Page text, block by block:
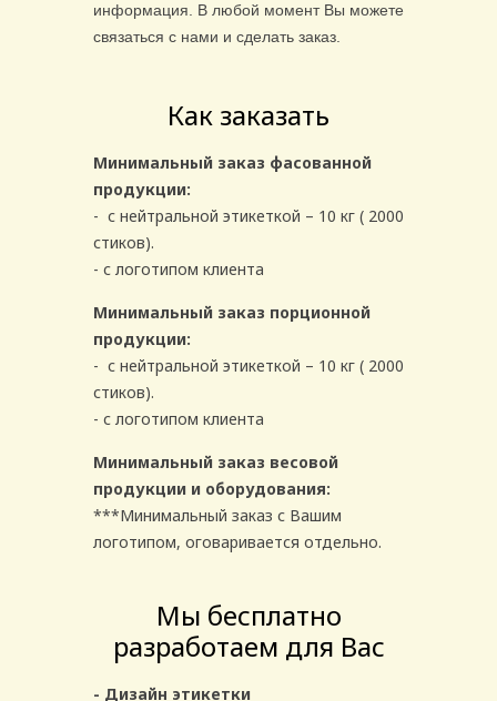
информация. В любой момент Вы можете
связаться с нами и сделать заказ.
Как заказать
Минимальный заказ фасованной
продукции:
- с нейтральной этикеткой – 10 кг ( 2000
стиков).
- с логотипом клиента
Минимальный заказ порционной
продукции:
- с нейтральной этикеткой – 10 кг ( 2000
стиков).
- с логотипом клиента
Минимальный заказ весовой
продукции и оборудования:
***Минимальный заказ с Вашим
логотипом, оговаривается отдельно.
Мы бесплатно
разработаем для Вас
- Дизайн этикетки